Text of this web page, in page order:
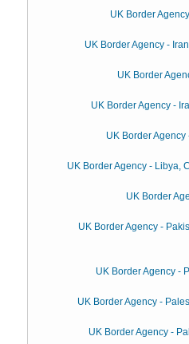
UK Border
UK Border Agency -
UK Border
UK Border Agency -
UK Border
UK Border Agency - Libya,
UK Border
UK Border Agency -
UK Border Agency -
UK Border Agency -
UK Border Agency -